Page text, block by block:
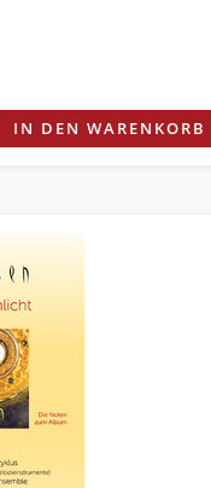
IN DEN WARENKORB